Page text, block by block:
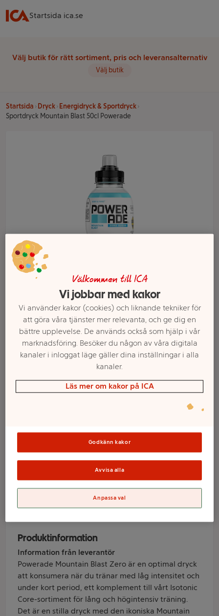
Startsida ica.se
Välj butik för rätt sortiment, pris och leveransalternativ
Välj butik
Startsida Dryck
Energidryck & Sportdryck
Sportdryck Mountain Blast 50cl Powerade
Mountain Blast
50cl Powerade
Produktinformation
Information från leverantör
Powerade Mountain Blast Zero är en optimal dryck
att konsumera när du tränar med låg intensitet och
under kort period, ett komplement till vårt Isotonic
Core-sortiment för lång och högintensiv träning.
Det är en stilla dryck med den ikoniska Mountain
Välj butik och handla
Sortimentet kan variera mellan butikerna
Välkommen till ICA
Vi jobbar med kakor
Vi använder kakor (cookies) och liknande tekniker för
att göra våra tjänster mer relevanta, och ge dig en
bättre upplevelse. De används också som hjälp i vår
marknadsföring. Besöker du någon av våra digitala
kanaler i inloggat läge gäller dina inställningar i alla
kanaler.
Läs mer om kakor på ICA
Godkänn kakor
Avvisa alla
Anpassa val